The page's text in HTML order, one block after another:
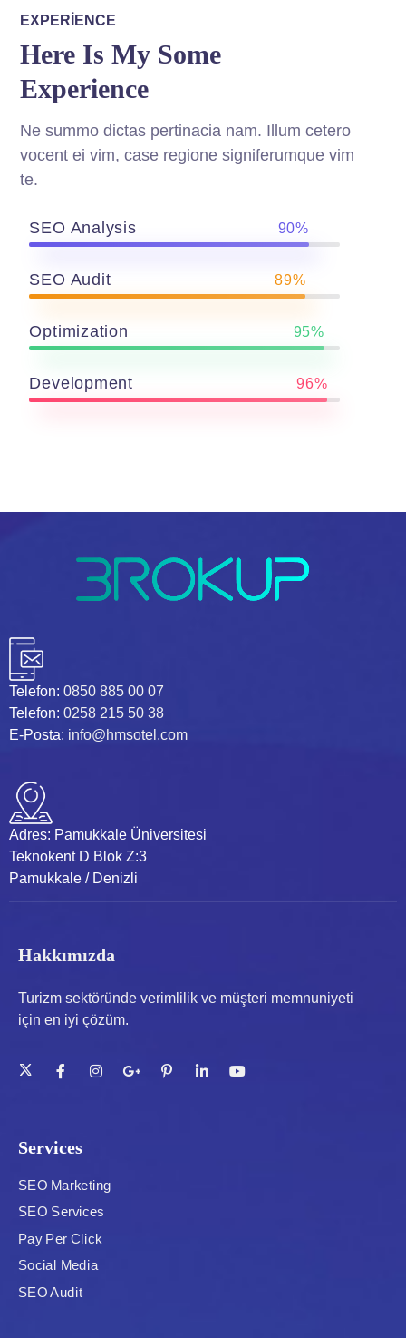
EXPERIENCE
Here Is My Some
Experience
Ne summo dictas pertinacia nam. Illum cetero
vocent ei vim, case regione signiferumque vim
te.
SEO Analysis 90%
SEO Audit 89%
Optimization 95%
Development 96%
Telefon: 0850 885 00 07
Telefon: 0258 215 50 38
E-Posta: info@hmsotel.com
Adres: Pamukkale Üniversitesi
Teknokent D Blok Z:3
Pamukkale / Denizli
Hakkımızda
Turizm sektöründe verimlilik ve müşteri memnuniyeti
için en iyi çözüm.
Services
SEO Marketing
SEO Services
Pay Per Click
Social Media
SEO Audit